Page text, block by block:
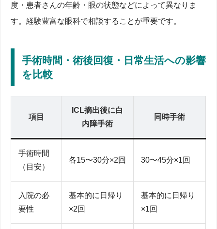
度・患者さんの年齢・眼の状態などによって異なりま
す。経験豊富な眼科で相談することが重要です。
手術時間・術後回復・日常生活への影響
を比較
項目
ICL摘出後に白
内障手術
同時手術
手術時間
（目安）
各15〜30分×2回 30〜45分×1回
入院の必
要性
基本的に日帰り
×2回
基本的に日帰り
×1回